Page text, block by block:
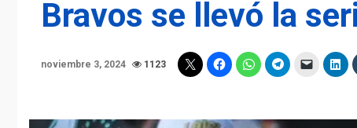
Bravos se llevó la
noviembre 3, 2024 1123